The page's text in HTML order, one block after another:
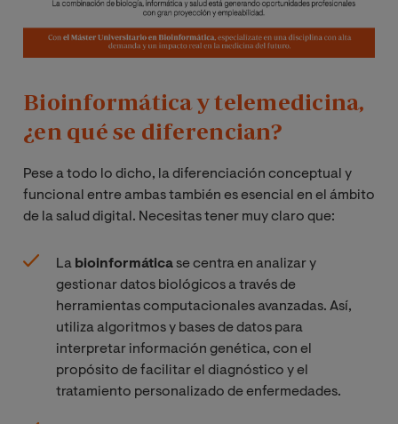
Bioinformática y telemedicina,
¿en qué se diferencian?
Pese a todo lo dicho, la diferenciación conceptual y
funcional entre ambas también es esencial en el ámbito
de la salud digital. Necesitas tener muy claro que:
La bioinformáticase centra en analizar y
gestionar datos biológicos a través de
herramientas computacionales avanzadas. Así,
utiliza algoritmos y bases de datos para
interpretar información genética, con el
propósito de facilitar el diagnóstico y el
tratamiento personalizado de enfermedades.